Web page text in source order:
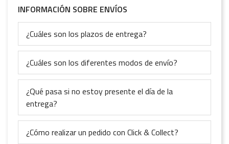
INFORMACIÓN SOBRE ENVÍOS
¿Cuáles son los plazos de entrega?
¿Cuáles son los diferentes modos de envío?
¿Qué pasa si no estoy presente el día de la
entrega?
¿Cómo realizar un pedido con Click & Collect?